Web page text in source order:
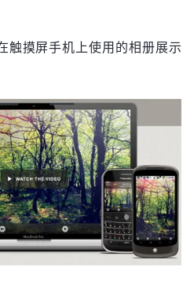
触摸屏手机上使用的相册展示